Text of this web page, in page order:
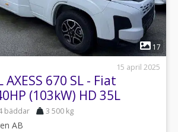
1
17
15 april 2025
AXESS 670 SL - Fiat
(103kW) HD 35L
bäddar 3 500 kg
AB